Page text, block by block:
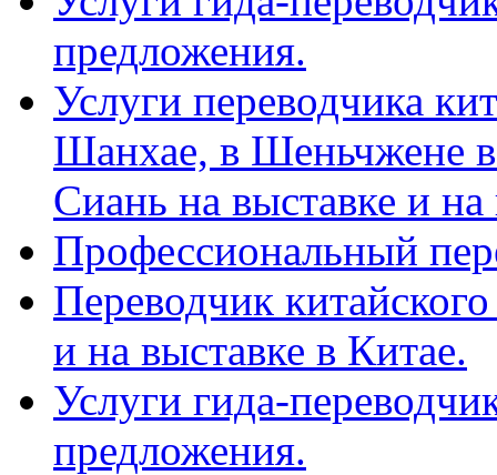
предложения.
Услуги переводчика
Шанхае, в Шеньчжене
Сиань на выставке и
Профессиональный
Переводчик
и на выставке в Китае.
Услуги гида-
предложения.